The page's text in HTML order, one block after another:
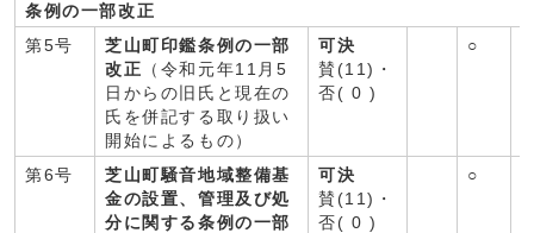
条例の一部改正
第5号
芝山町印鑑条例の一部
改正 （令和元年11月5
日からの旧氏と現在の
氏を併記する取り扱い
開始によるもの）
可決
賛(11)・
否( 0 )
○
第6号
芝山町騒音地域整備基
金の設置、管理及び処
分に関する条例の一部
可決
賛(11)・
否( 0 )
○